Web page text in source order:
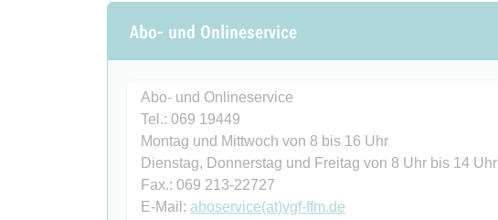
Abo- und Onlineservice
Abo- und Onlineservice
Tel.: 069 19449
Montag und Mittwoch von 8 bis 16 Uhr
Dienstag, Donnerstag und Freitag von 8 Uhr bis 14 Uhr
Fax.: 069 213-22727
E-Mail: aboservice(at)vgf-ffm.de